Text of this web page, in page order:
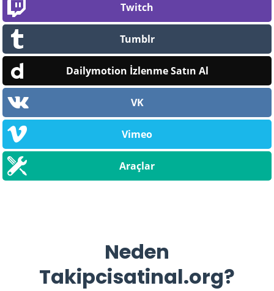
Twitch
Tumblr
Dailymotion İzlenme Satın Al
VK
Vimeo
Araçlar
Neden
Takipcisatinal.org?